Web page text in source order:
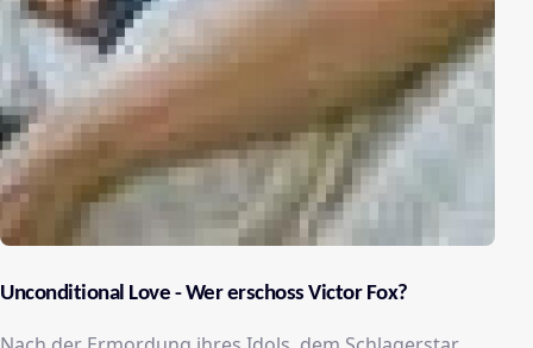
Unconditional Love - Wer erschoss Victor Fox?